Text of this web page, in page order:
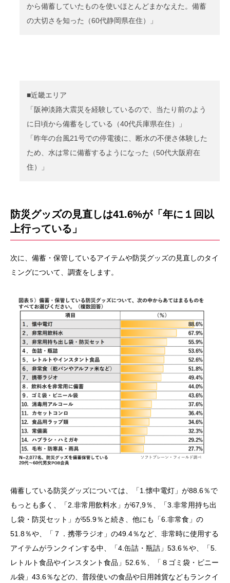
から備蓄していたものを使いほとんどまかなえた。備蓄
の大切さを知った（60代静岡県在住）」
■近畿エリア
「阪神淡路大震災を経験しているので、当たり前のよう
に日頃から備蓄をしている（40代兵庫県在住）」
「昨年の台風21号での停電後に、断水の不便さ体験した
ため、水は常に備蓄するようになった（50代大阪府在
住）」
防災グッズの見直しは41.6%が「年に１回以
上行っている」
次に、備蓄・保管しているアイテムや防災グッズの見直しのタイ
ミングについて、調査をします。
備蓄している防災グッズについては、「1.懐中電灯」が88.6％で
もっとも多く、「2.非常用飲料水」が67,9％、「3.非常用持ち出
し袋・防災セット」が55.9％と続き、他にも「6.非常食」の
51.8％や、「７．携帯ラジオ」の49.4％など、非常時に使用する
アイテムがランクインする中、「4.缶詰・瓶詰」53.6％や、「5.
レトルト食品やインスタント食品」52.6％、「８ゴミ袋・ビニー
ル袋」43.6％などの、普段使いの食品や日用雑貨などもランクイ